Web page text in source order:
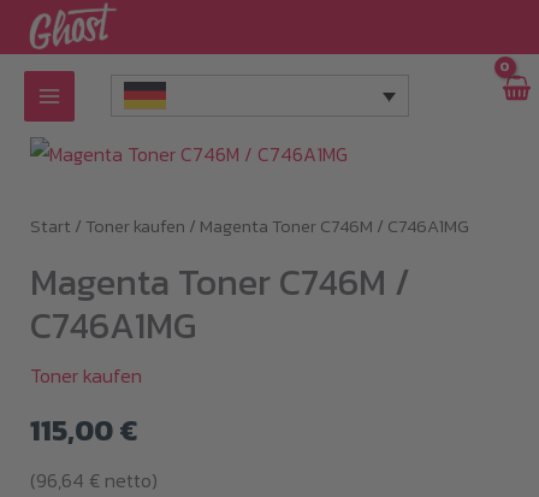
Zum
Inhalt
springen
Start / Toner kaufen / Magenta Toner C746M / C746A1MG
Magenta Toner C746M /
C746A1MG
Toner kaufen
115,00€
(96,64 €netto)